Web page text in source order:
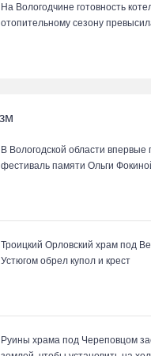
На Вологодчине готовность
отопительному сезону
В Вологодской области впервые
фестиваль памяти Ольги
Троицкий Орловский храм под
Устюгом обрел купол и крест
Руины храма под Череповцом